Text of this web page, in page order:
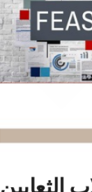
الثعابين